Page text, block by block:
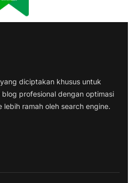
diciptakan khusus untuk
profesional dengan optimasi
ramah oleh search engine.